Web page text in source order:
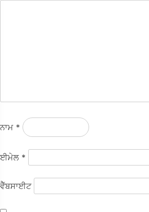
ਨਾਮ *
ਈਮੇਲ *
ਵੈੱਬਸਾਈਟ